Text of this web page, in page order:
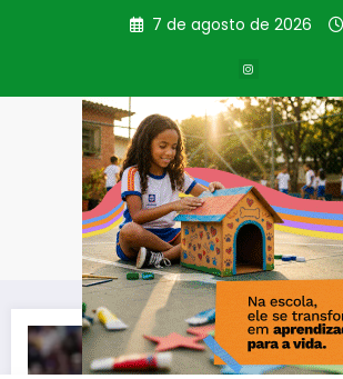
7 de agosto de 2026
Tag: Cortes
Página inicial Cortes